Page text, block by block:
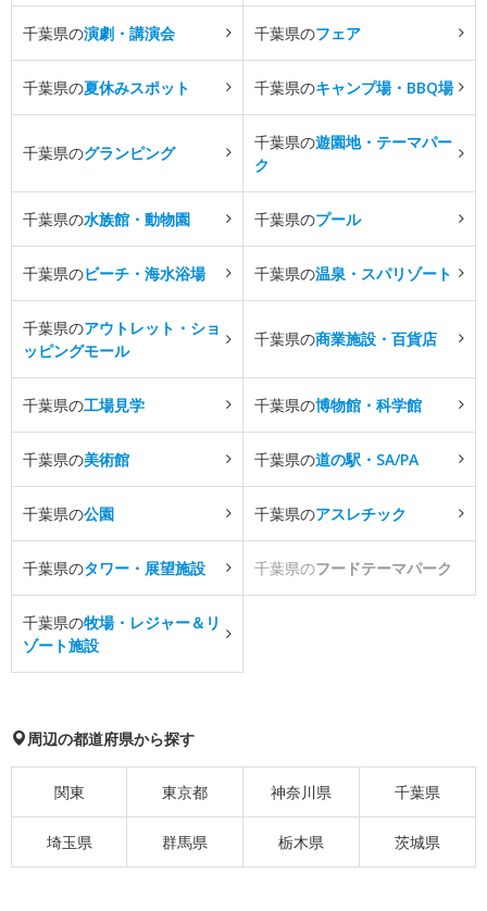
千葉県の演劇・講演会 千葉県のフェア
千葉県の夏休みスポット 千葉県のキャンプ場・BBQ場
千葉県のグランピング
千葉県の遊園地・テーマパー
ク
千葉県の水族館・動物園 千葉県のプール
千葉県のビーチ・海水浴場 千葉県の温泉・スパリゾート
千葉県のアウトレット・ショ
ッピングモール
千葉県の商業施設・百貨店
千葉県の工場見学 千葉県の博物館・科学館
千葉県の美術館 千葉県の道の駅・SA/PA
千葉県の公園 千葉県のアスレチック
千葉県のタワー・展望施設 千葉県のフードテーマパーク
千葉県の牧場・レジャー＆リ
ゾート施設
周辺の都道府県から探す
関東 東京都 神奈川県 千葉県
埼玉県 群馬県 栃木県 茨城県